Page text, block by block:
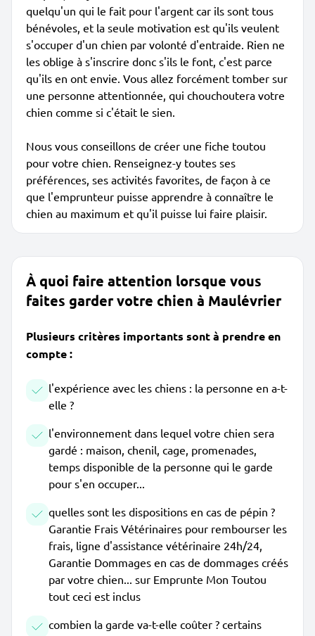
quelqu'un qui le fait pour l'argent car ils sont tous
bénévoles, et la seule motivation est qu'ils veulent
s'occuper d'un chien par volonté d'entraide. Rien ne
les oblige à s'inscrire donc s'ils le font, c'est parce
qu'ils en ont envie. Vous allez forcément tomber sur
une personne attentionnée, qui chouchoutera votre
chien comme si c'était le sien.
Nous vous conseillons de créer une fiche toutou
pour votre chien. Renseignez-y toutes ses
préférences, ses activités favorites, de façon à ce
que l'emprunteur puisse apprendre à connaître le
chien au maximum et qu'il puisse lui faire plaisir.
À quoi faire attention lorsque vous
faites garder votre chien à Maulévrier
Plusieurs critères importants sont à prendre en
compte :
l'expérience avec les chiens : la personne en a-t-
elle ?
l'environnement dans lequel votre chien sera
gardé : maison, chenil, cage, promenades,
temps disponible de la personne qui le garde
pour s'en occuper...
quelles sont les dispositions en cas de pépin ?
Garantie Frais Vétérinaires pour rembourser les
frais, ligne d'assistance vétérinaire 24h/24,
Garantie Dommages en cas de dommages créés
par votre chien... sur Emprunte Mon Toutou
tout ceci est inclus
combien la garde va-t-elle coûter ? certains